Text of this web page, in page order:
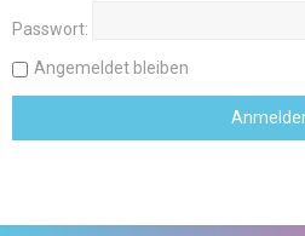
Passwort:
Angemeldet bleiben